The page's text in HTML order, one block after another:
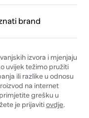
brand
izvora i mjenjaju
uvijek težimo pružiti
ili razlike u odnosu
na internet
grešku u
je prijavitiovdje.